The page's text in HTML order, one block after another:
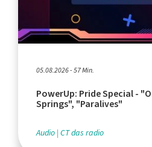
05.08.2026 - 57 Min.
PowerUp: Pride Special -
Springs", "Paralives"
Audio CT das radio